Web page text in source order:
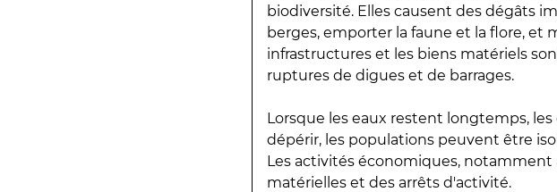
biodiversité. Elles causent des dégâts
berges, emporter la faune et la flore, et
infrastructures et les biens matériels
ruptures de digues et de barrages.
Lorsque les eaux restent longtemps,
dépérir, les populations peuvent être
Les activités économiques,
matérielles et des arrêts d'activité.